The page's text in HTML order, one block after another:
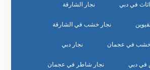
اثاث في دبي نجار الشارقة
نجار خشب في الشارقة
خشب في عجمان نجار دبي
في دبي نجار شاطر في عجمان